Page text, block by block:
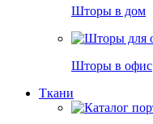
Шторы в дом
Шторы в офис
Ткани